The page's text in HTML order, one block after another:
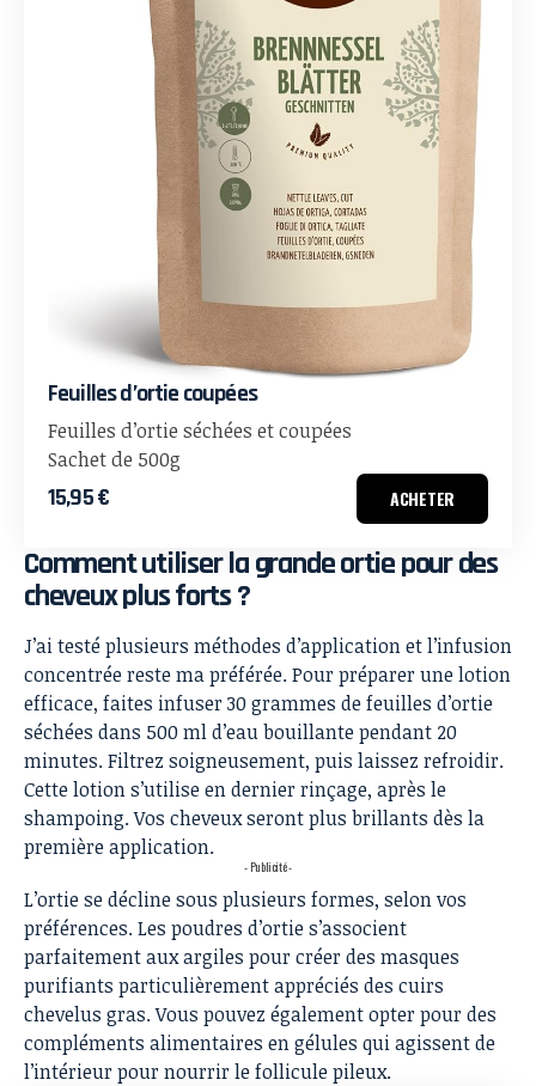
Feuilles d’ortie coupées
Feuilles d’ortie séchées et coupées
Sachet de 500g
15,95 € ACHETER
Comment utiliser la grande ortie pour des
cheveux plus forts ?
J’ai testé plusieurs méthodes d’application et l’infusion
concentrée reste ma préférée. Pour préparer une lotion
efficace, faites infuser 30 grammes de feuilles d’ortie
séchées dans 500 ml d’eau bouillante pendant 20
minutes. Filtrez soigneusement, puis laissez refroidir.
Cette lotion s’utilise en dernier rinçage, après le
shampoing.Vos cheveux seront plus brillants dès la
première application.
- Publicité -
L’ortie se décline sous plusieurs formes, selon vos
préférences. Les poudres d’ortie s’associent
parfaitement aux argiles pour créer des masques
purifiants particulièrement appréciés des cuirs
chevelus gras. Vous pouvez également opter pour des
compléments alimentaires en gélules qui agissent de
l’intérieur pour nourrir le follicule pileux.